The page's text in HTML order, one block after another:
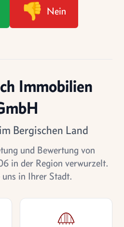
👎 Nein
Immobilien
Bergischen Land
und Bewertung von
in der Region verwurzelt.
uns in Ihrer Stadt.